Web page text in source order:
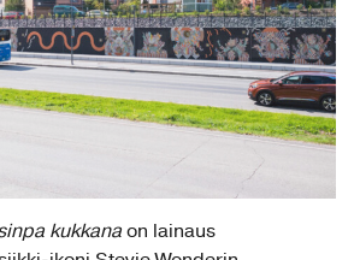
kukkana on lainaus